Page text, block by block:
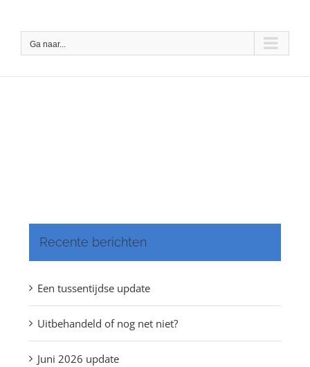
inhoudGa naar...
Recente berichten
Een tussentijdse update
Uitbehandeld of nog net niet?
Juni 2026 update